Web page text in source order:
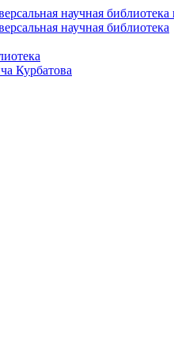
Курбатова